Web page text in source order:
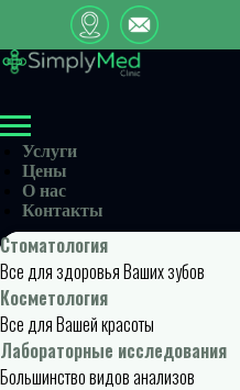
Услуги
Цены
О нас
Контакты
Стоматология
Все для здоровья Ваших зубов
Косметология
Все для Вашей красоты
Лабораторные исследования
Большинство видов анализов